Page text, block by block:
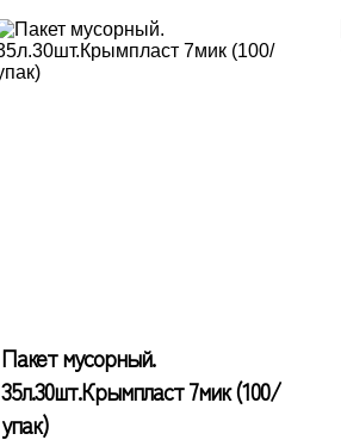
Пакет мусорный.
35л.30шт.Крымпласт 7мик (100/
упак)